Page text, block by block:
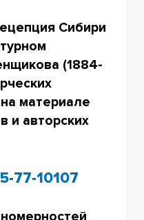
Сибири
(1884-
материале
и авторских
77-10107